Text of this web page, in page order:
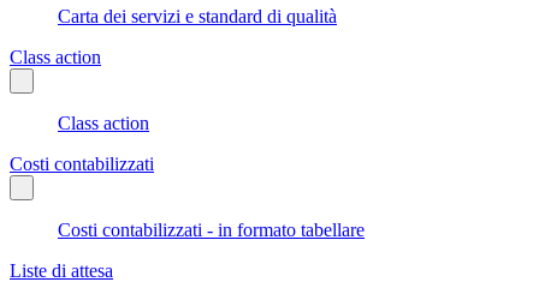
Carta dei servizi e standard di qualità
Class action
Class action
Costi contabilizzati
Costi contabilizzati - in formato tabellare
Liste di attesa